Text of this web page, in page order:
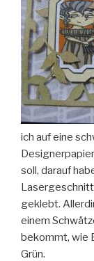
ich auf eine
soll, darauf
geklebt.
einem
bekommt, wie
Grün.